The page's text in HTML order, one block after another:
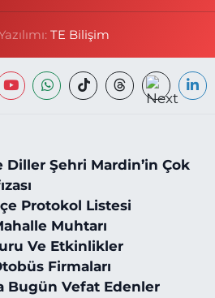
TE Bilişim
Diller Şehri Mardin’in Çok
Protokol Listesi
Muhtarı
Ve Etkinlikler
Firmaları
Bugün Vefat Edenler